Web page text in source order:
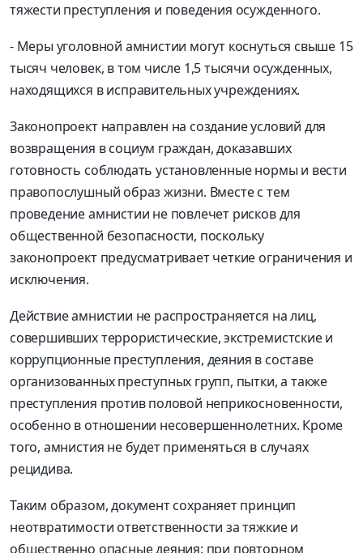
тяжести преступления и поведения осужденного.
- Меры уголовной амнистии могут коснуться свыше 15
тысяч человек, в том числе 1,5 тысячи осужденных,
находящихся в исправительных учреждениях.
Законопроект направлен на создание условий для
возвращения в социум граждан, доказавших
готовность соблюдать установленные нормы и вести
правопослушный образ жизни. Вместе с тем
проведение амнистии не повлечет рисков для
общественной безопасности, поскольку
законопроект предусматривает четкие ограничения и
исключения.
Действие амнистии не распространяется на лиц,
совершивших террористические, экстремистские и
коррупционные преступления, деяния в составе
организованных преступных групп, пытки, а также
преступления против половой неприкосновенности,
особенно в отношении несовершеннолетних. Кроме
того, амнистия не будет применяться в случаях
рецидива.
Таким образом, документ сохраняет принцип
неотвратимости ответственности за тяжкие и
общественно опасные деяния: при повторном